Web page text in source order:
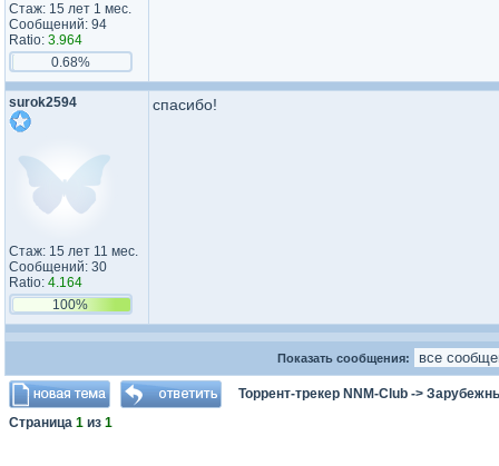
Стаж: 15 лет 1 мес.
Сообщений: 94
Ratio: 3.964
0.68%
surok2594
Стаж: 15 лет 11 мес.
Сообщений: 30
Ratio: 4.164
100%
спасибо!
Показать сообщения:
Торрент-трекер NNM-Club ->
Страница 1 из 1